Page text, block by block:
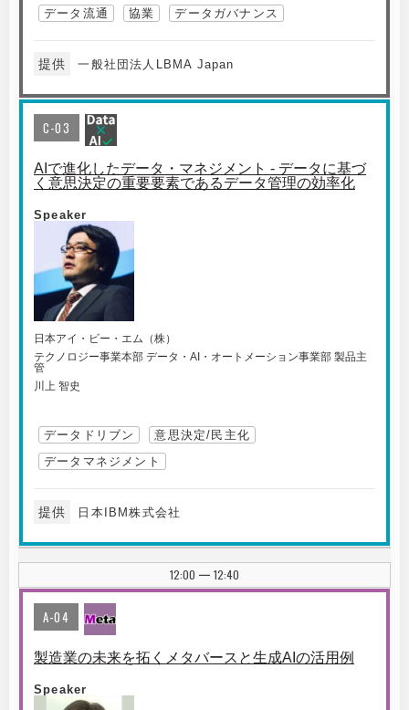
データ流通 協業 データガバナンス
提供 一般社団法人LBMA Japan
C-03
AIで進化したデータ・マネジメント - データに基づ
く意思決定の重要要素であるデータ管理の効率化
Speaker
日本アイ・ビー・エム（株）
テクノロジー事業本部 データ・AI・オートメーション事業部 製品主
管
川上 智史
データドリブン
意思決定/民主化
データマネジメント
提供 日本IBM株式会社
12:00 | 12:40
A-04
製造業の未来を拓くメタバースと生成AIの活用例
Speaker